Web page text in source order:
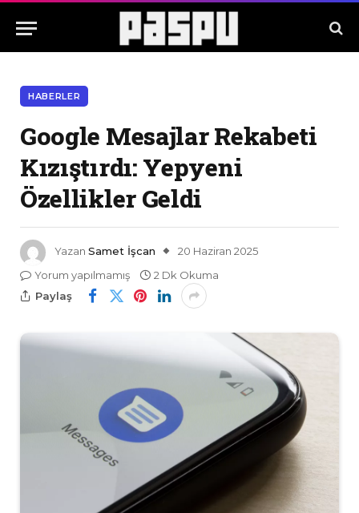
HABERLER
Google Mesajlar Rekabeti
Kızıştırdı: Yepyeni
Özellikler Geldi
Yazan Samet İşcan
20 Haziran 2025
Yorum yapılmamış
2 Dk Okuma
Paylaş